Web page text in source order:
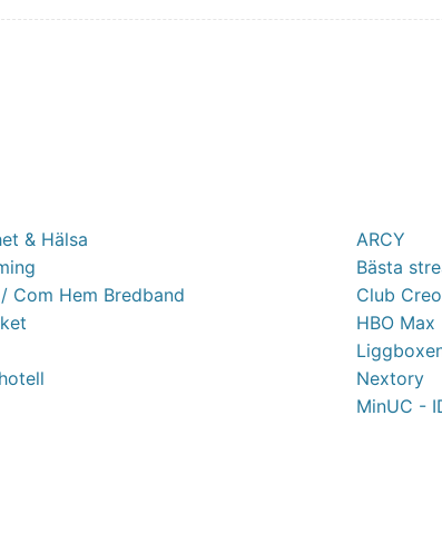
& Hälsa
Com Hem Bredband
ARCY
Bästa
Club Creo
HBO Max
Nextory
MinUC -